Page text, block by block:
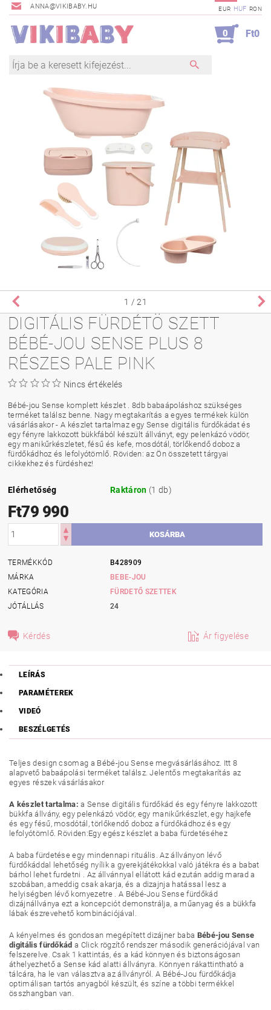
ANNA@VIKIBABY.HU EUR HUF RON
0 Ft0
1 / 21
DIGITÁLIS FÜRDÉTÖ SZETT
BÉBÉ-JOU SENSE PLUS 8
RÉSZES PALE PINK
Nincs értékelés
Bébé-jou Sense komplett készlet . 8db babaápoláshoz szükséges
terméket találsz benne. Nagy megtakarítás a egyes termékek külön
vásárlásakor - A készlet tartalmaz egy Sense digitális fürdőkádat és
egy fényre lakkozott bükkfából készült állványt, egy pelenkázó vödör,
egy manikűrkészletet, fésű és kefe, mosdótál, törlőkendő doboz a
fürdőkádhoz és lefolyótömlő. Röviden: az Ön összetett tárgyai
cikkekhez és fürdéshez!
Elérhetőség Raktáron (1 db)
Ft79 990
TERMÉKKÓD
B428909
MÁRKA
BEBE-JOU
KATEGÓRIA
FÜRDETŐ SZETTEK
JÓTÁLLÁS
24
Kérdés Ár figyelése
LEÍRÁS
PARAMÉTEREK
VIDEÓ
BESZÉLGETÉS
Teljes design csomag a Bébé-jou Sense megvásárlásához. Itt 8
alapvető babaápolási terméket találsz. Jelentős megtakarítás az
egyes részek vásárlásakor
A készlet tartalma: a Sense digitális fürdőkád és egy fényre lakkozott
bükkfa állvány, egy pelenkázó vödör, egy manikűrkészlet, egy hajkefe
és egy fésű, mosdótál, törlőkendő doboz a fürdőkádhoz és egy
lefolyótömlő. Röviden:Egy egész készlet a baba fürdetéséhez
A baba fürdetése egy mindennapi rituális. Az állványon lévő
fürdőkáddal lehetőség nyílik a gyerekjátékokkal való játékra és a babat
bárhol lehet furdetni . Az állvánnyal ellátott kád ezután addig marad a
szobában, ameddig csak akarja, és a dizajnja hatással lesz a
helyiségben lévő kornyezetre . A Bébé-Jou Sense fürdőkád
dizájnállványa ezt a koncepciót demonstrálja, a műanyag és a bükkfa
lábak észrevehető kombinációjával.
A kényelmes és gondosan megépített dizájner baba Bébé-jou Sense
digitális fürdőkád a Click rögzítő rendszer második generációjával van
felszerelve. Csak 1 kattintás, és a kád könnyen és biztonságosan
áthelyezhető a Sense kád alatti állványra. Könnyen rákattintható a
tálcára, ha le van választva az állványról. A Bébé-Jou fürdőkádja
optimálisan tartós anyagból készült, és színe a többi termékkel
összhangban van.